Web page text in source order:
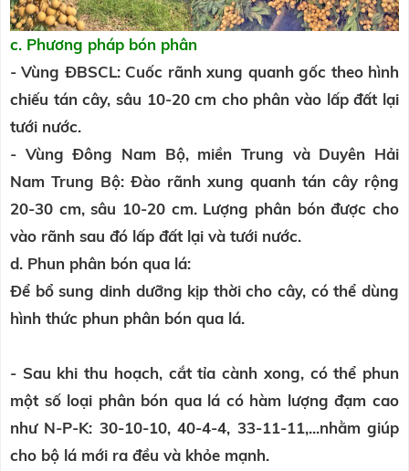
c. Phương pháp bón phân
- Vùng ĐBSCL: Cuốc rãnh xung quanh gốc theo hình
chiếu tán cây, sâu 10-20 cm cho phân vào lấp đất lại
tưới nước.
- Vùng Đông Nam Bộ, miền Trung và Duyên Hải
Nam Trung Bộ: Đào rãnh xung quanh tán cây rộng
20-30 cm, sâu 10-20 cm. Lượng phân bón được cho
vào rãnh sau đó lấp đất lại và tưới nước.
d. Phun phân bón qua lá:
Để bổ sung dinh dưỡng kịp thời cho cây, có thể dùng
hình thức phun phân bón qua lá.
- Sau khi thu hoạch, cắt tỉa cành xong, có thể phun
một số loại phân bón qua lá có hàm lượng đạm cao
như N-P-K: 30-10-10, 40-4-4, 33-11-11,...nhằm giúp
cho bộ lá mới ra đều và khỏe mạnh.